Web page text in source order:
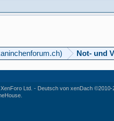
Not- und
Ltd. - Deutsch von xenDach©2010-